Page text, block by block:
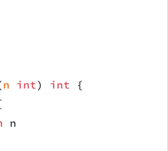
n int) int {
n